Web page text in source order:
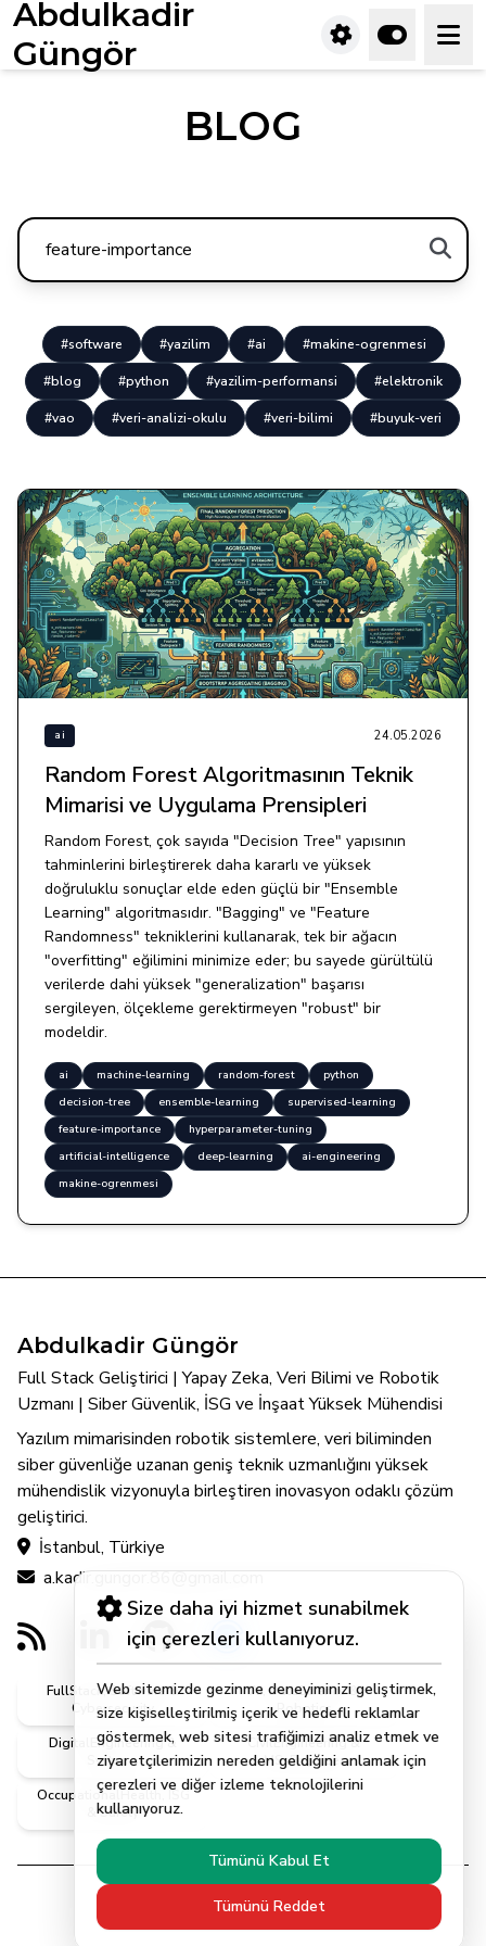
Abdulkadir
Güngör
Size daha iyi hizmet sunabilmek
için çerezleri kullanıyoruz.
Web sitemizde gezinme deneyiminizi geliştirmek,
size kişiselleştirilmiş içerik ve hedefli reklamlar
göstermek, web sitesi trafiğimizi analiz etmek ve
ziyaretçilerimizin nereden geldiğini anlamak için
çerezleri ve diğer izleme teknolojilerini
kullanıyoruz.
Tümünü Kabul Et
Tümünü Reddet
BLOG
#software #yazilim #ai #makine-ogrenmesi
#blog #python #yazilim-performansi #elektronik
#vao #veri-analizi-okulu #veri-bilimi #buyuk-veri
ai 24.05.2026
Random Forest Algoritmasının Teknik
Mimarisi ve Uygulama Prensipleri
Random Forest, çok sayıda "Decision Tree" yapısının
tahminlerini birleştirerek daha kararlı ve yüksek
doğruluklu sonuçlar elde eden güçlü bir "Ensemble
Learning" algoritmasıdır. "Bagging" ve "Feature
Randomness" tekniklerini kullanarak, tek bir ağacın
"overfitting" eğilimini minimize eder; bu sayede gürültülü
verilerde dahi yüksek "generalization" başarısı
sergileyen, ölçekleme gerektirmeyen "robust" bir
modeldir.
ai machine-learning random-forest
python
decision-tree
ensemble-learning
supervised-learning
feature-importance
hyperparameter-tuning
artificial-intelligence
deep-learning
ai-engineering
makine-ogrenmesi
Abdulkadir Güngör
Full Stack Geliştirici | Yapay Zeka, Veri Bilimi ve Robotik
Uzmanı | Siber Güvenlik, İSG ve İnşaat Yüksek Mühendisi
Yazılım mimarisinden robotik sistemlere, veri biliminden
siber güvenliğe uzanan geniş teknik uzmanlığını yüksek
mühendislik vizyonuyla birleştiren inovasyon odaklı çözüm
geliştirici.
İstanbul, Türkiye
a.kadir.gungor.86@gmail.com
FullStack, Software &
Cybersecurity
AI, DataScience &
Robotics
DigitalEngineering &
Systems
CivilEngineering &
MScEngineer
OccupationalHealth, ISG
& Safety
© 2026 | Abdulkadir Güngör